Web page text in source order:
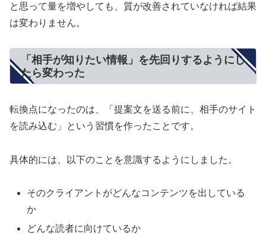
と思って量を増やしても、質が改善されていなければ結果
は変わりません。
「相手が知りたい情報」を先回りするようにし
たら変わった
転換点になったのは、「提案文を送る前に、相手のサイト
を読み込む」という習慣を作ったことです。
具体的には、以下のことを意識するようにしました。
そのクライアントがどんなコンテンツを出している
か
どんな読者に向けているか